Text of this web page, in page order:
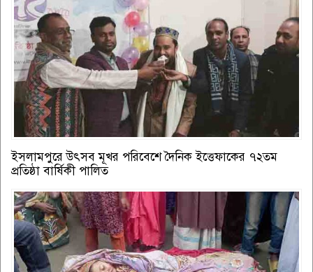
ইসলামপুরে উৎসব মূখর পরিবেশে দৈনিক ইত্তেফাকের ৭২তম
প্রতিষ্ঠা বার্ষিকী পালিত